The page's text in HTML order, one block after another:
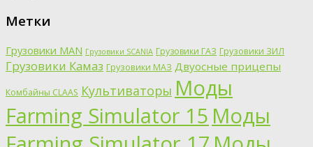
Метки
Грузовики MAN Грузовики SCANIA Грузовики ГАЗ Грузовики ЗИЛ
Грузовики Камаз Грузовики МАЗ Двуосные прицепы
Комбайны CLAAS Культиваторы Моды
Farming Simulator 15 Моды